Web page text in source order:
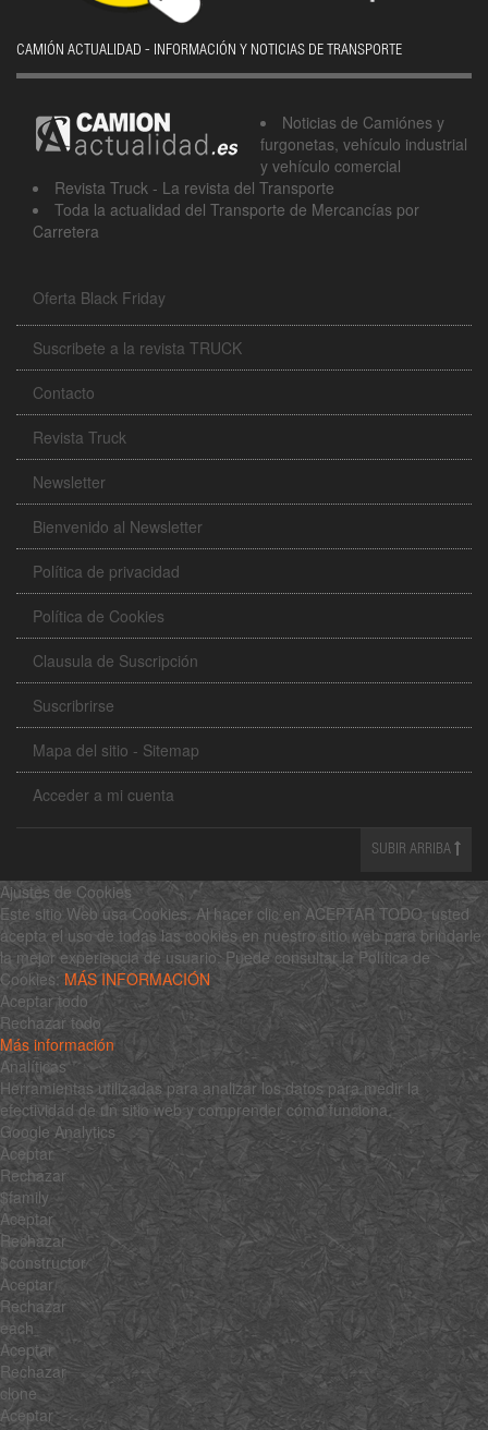
CAMIÓN ACTUALIDAD - INFORMACIÓN Y NOTICIAS DE TRANSPORTE
Noticias de Camiónes y
furgonetas, vehículo industrial
y vehículo comercial
Revista Truck - La revista del Transporte
Toda la actualidad del Transporte de Mercancías por
Carretera
Oferta Black Friday
Suscribete a la revista TRUCK
Contacto
Revista Truck
Newsletter
Bienvenido al Newsletter
Política de privacidad
Política de Cookies
Clausula de Suscripción
Suscribrirse
Mapa del sitio - Sitemap
Acceder a mi cuenta
SUBIR ARRIBA
Ajustes de Cookies
Este sitio Web usa Cookies. Al hacer clic en ACEPTAR TODO, usted
acepta el uso de todas las cookies en nuestro sitio web para brindarle
la mejor experiencia de usuario. Puede consultar la Política de
Cookies: MÁS INFORMACIÓN
Aceptar todo
Rechazar todo
Más información
Analíticas
Herramientas utilizadas para analizar los datos para medir la
efectividad de un sitio web y comprender cómo funciona.
Google Analytics
Aceptar
Rechazar
$family
Aceptar
Rechazar
$constructor
Aceptar
Rechazar
each
Aceptar
Rechazar
clone
Aceptar